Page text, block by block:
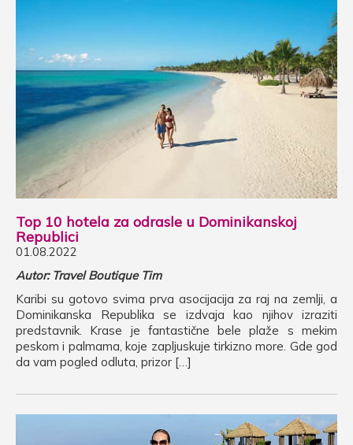
Top 10 hotela za odrasle u Dominikanskoj
Republici
01.08.2022
Autor: Travel Boutique Tim
Karibi su gotovo svima prva asocijacija za raj na zemlji, a
Dominikanska Republika se izdvaja kao njihov izraziti
predstavnik. Krase je fantastične bele plaže s mekim
peskom i palmama, koje zapljuskuje tirkizno more. Gde god
da vam pogled odluta, prizor […]